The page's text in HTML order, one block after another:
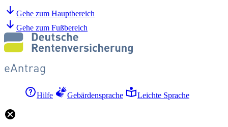
Gehe zum Hauptbereich
Gehe zum Fußbereich
Hilfe Gebärdensprache Leichte Sprache